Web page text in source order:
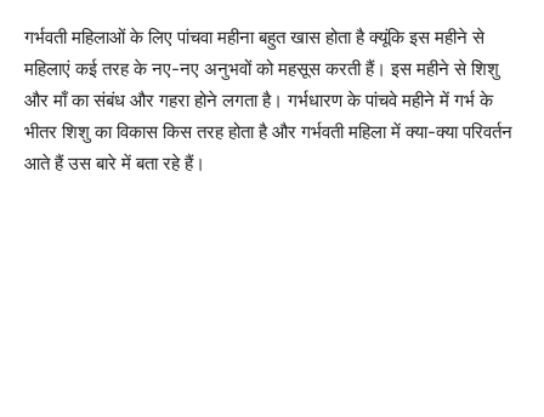
गर्भवती महिलाओं के लिए पांचवा महीना बहुत खास होता है क्यूंकि इस महीने से
महिलाएं कई तरह के नए-नए अनुभवों को महसूस करती हैं। इस महीने से शिशु
और माँ का संबंध और गहरा होने लगता है। गर्भधारण के पांचवे महीने में गर्भ के
भीतर शिशु का विकास किस तरह होता है और गर्भवती महिला में क्या-क्या परिवर्तन
आते हैं उस बारे में बता रहे हैं।